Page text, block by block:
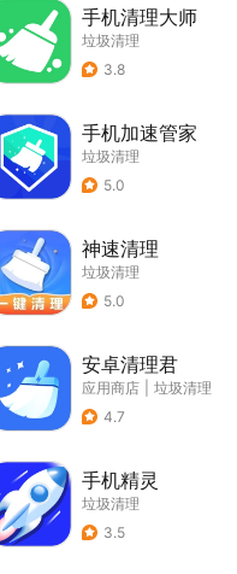
手机清理大师
垃圾清理
3.8
手机加速管家
垃圾清理
5.0
神速清理
垃圾清理
5.0
安卓清理君
应用商店
垃圾清理
4.7
手机精灵
垃圾清理
3.5